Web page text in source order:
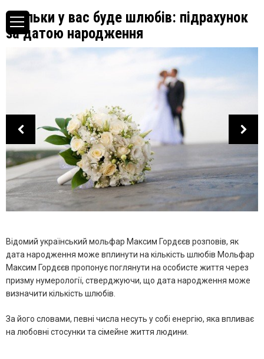
Скільки у вас буде шлюбів: підрахунок
за датою народження
Відомий український мольфар Максим Гордєєв розповів, як
дата народження може вплинути на кількість шлюбів Мольфар
Максим Гордєєв пропонує поглянути на особисте життя через
призму нумерології, стверджуючи, що дата народження може
визначити кількість шлюбів.
За його словами, певні числа несуть у собі енергію, яка впливає
на любовні стосунки та сімейне життя людини.